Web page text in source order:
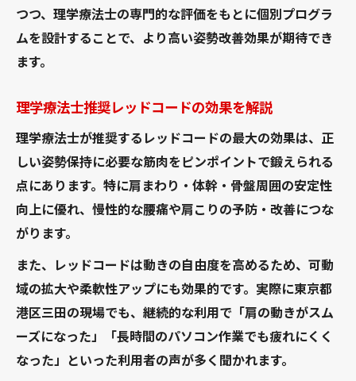
理学療法士視点で見るレッドコード実践効
果
ーチ
デスクワーク由来の不良姿勢にはレッドコード
活用を
レッドコードで猫背や前傾姿勢を根本改善
デスクワーク習慣に適したレッドコード運
理学療法士が教えるレッドコードの実践例
日常に取り入れやすいレッドコード活用術
三田で好評のレッドコードによる姿勢ケア
軸の安定感を引き出すレッドコードメソッドと
つつ、理学療法士の専門的な評価をもとに個別プログラ
ムを設計することで、より高い姿勢改善効果が期待でき
ます。
理学療法士推奨レッドコードの効果を解説
理学療法士が推奨するレッドコードの最大の効果は、正
しい姿勢保持に必要な筋肉をピンポイントで鍛えられる
点にあります。特に肩まわり・体幹・骨盤周囲の安定性
向上に優れ、慢性的な腰痛や肩こりの予防・改善につな
がります。
また、レッドコードは動きの自由度を高めるため、可動
域の拡大や柔軟性アップにも効果的です。実際に東京都
港区三田の現場でも、継続的な利用で「肩の動きがスム
ーズになった」「長時間のパソコン作業でも疲れにくく
なった」といった利用者の声が多く聞かれます。